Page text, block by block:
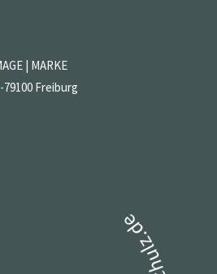
| MARKE
Freiburg